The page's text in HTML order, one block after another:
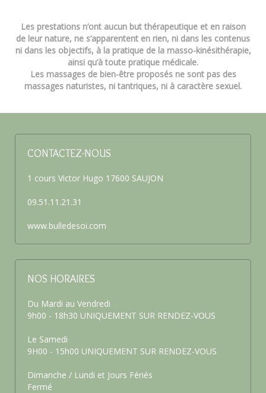
Les prestations n’ont aucun but thérapeutique et en raison
de leur nature, ne s’apparentent en rien, ni dans les contenus
ni dans les objectifs, à la pratique de la masso-kinésithérapie,
ainsi qu’à toute pratique médicale.
Les massages de bien-être proposés ne sont pas des
massages naturistes, ni tantriques, ni à caractère sexuel.
CONTACTEZ-NOUS
1 cours Victor Hugo 17600 SAUJON
09.51.11.21.31
www.bulledesoi.com
NOS HORAIRES
Du Mardi au Vendredi
9h00 - 18h30 UNIQUEMENT SUR RENDEZ-VOUS
Le Samedi
9H00 - 15h00 UNIQUEMENT SUR RENDEZ-VOUS
Dimanche / Lundi et Jours Fériés
Fermé